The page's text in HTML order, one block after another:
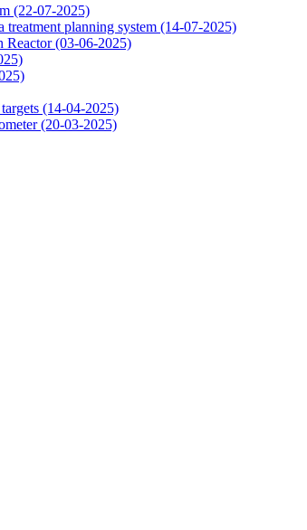
(22-07-2025)
planning system (14-07-2025)
Reactor(03-06-2025)
(14-04-2025)
(20-03-2025)